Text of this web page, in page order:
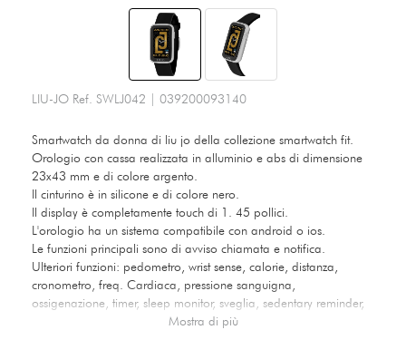
LIU-JO Ref. SWLJ042 039200093140
Smartwatch da donna di liu jo della collezione smartwatch fit.
Orologio con cassa realizzata in alluminio e abs di dimensione
23x43 mm e di colore argento.
Il cinturino è in silicone e di colore nero.
Il display è completamente touch di 1. 45 pollici.
L'orologio ha un sistema compatibile con android o ios.
Le funzioni principali sono di avviso chiamata e notifica.
Ulteriori funzioni: pedometro, wrist sense, calorie, distanza,
cronometro, freq. Cardiaca, pressione sanguigna,
ossigenazione, timer, sleep monitor, sveglia, sedentary reminder,
sport, avviso bere, music remote control, meteo, scatto, ricerca
Mostra di più